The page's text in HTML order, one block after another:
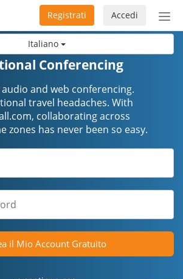
Italiano
Accedi
Registrati
Conferencing
and web conferencing.
travel headaches. ​​​​​​​With
collaborating across
zones has never been so easy.
il Mio Account Gratuito